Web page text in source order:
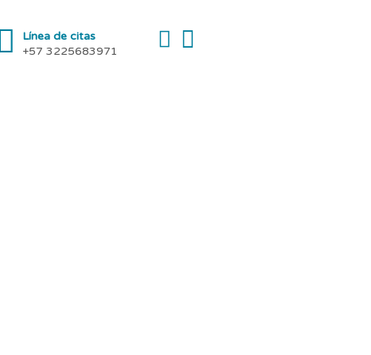
Línea de citas
+57 3225683971